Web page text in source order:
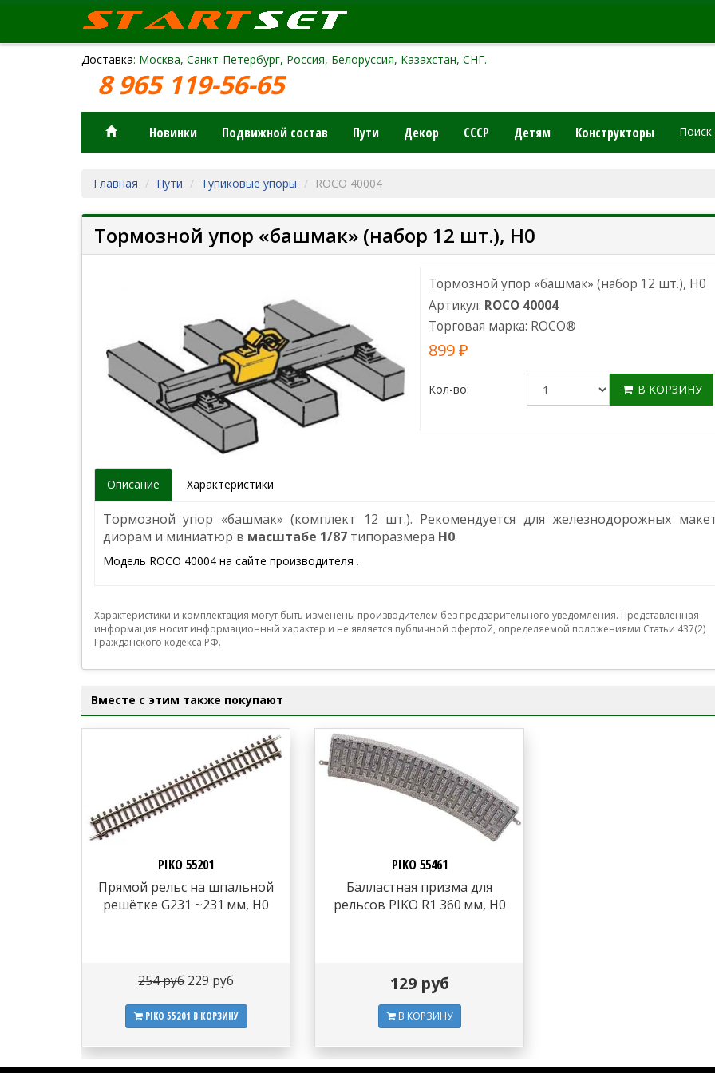
Доставка: Москва, Санкт-Петербург, Россия, Белоруссия, Казахстан, СНГ.
8 965 119-56-65
Новинки Подвижной состав Пути Декор СССР Детям Конструкторы Поиск
Главная Пути Тупиковые упоры ROCO 40004
Тормозной упор «башмак» (набор 12 шт.), H0
Тормозной упор «башмак» (набор 12 шт.), H0
Артикул: ROCO 40004
Торговая марка: ROCO®
899 ₽
Кол-во: В КОРЗИНУ
Описание Характеристики
Тормозной упор «башмак» (комплект 12 шт.). Рекомендуется для железнодорожных
диорам и миниатюр в масштабе 1/87 типоразмера H0.
Модель ROCO 40004 на сайте производителя .
Характеристики и комплектация могут быть изменены производителем без предварительного уведомления. Представленная
информация носит информационный характер и не является публичной офертой, определяемой положениями Статьи 437(2)
Гражданского кодекса РФ.
Вместе с этим также покупают
PIKO 55201
Прямой рельс на шпальной
решётке G231 ~231 мм, H0
254 руб 229 руб
PIKO 55201 В КОРЗИНУ
PIKO 55461
Балластная призма для
рельсов PIKO R1 360 мм, H0
129 руб
В КОРЗИНУ